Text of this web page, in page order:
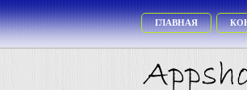
ГЛАВНАЯ